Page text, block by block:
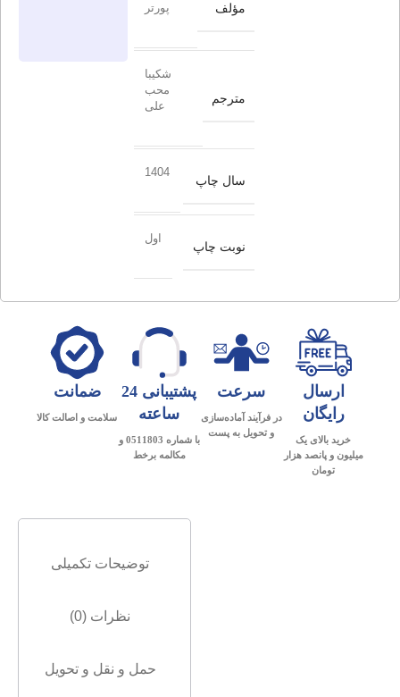
مؤلف
پورتر
مترجم
شکیبا
محب
علی
سال چاپ
1404
نوبت چاپ
اول
ارسال
رایگان
خرید بالای یک
میلیون و پانصد هزار
تومان
سرعت
در فرآیند آماده‌سازی
و تحویل به پست
پشتیبانی 24
ساعته
با شماره 0511803 و
مکالمه برخط
ضمانت
سلامت و اصالت کالا
توضیحات تکمیلی
نظرات (0)
حمل و نقل و تحویل